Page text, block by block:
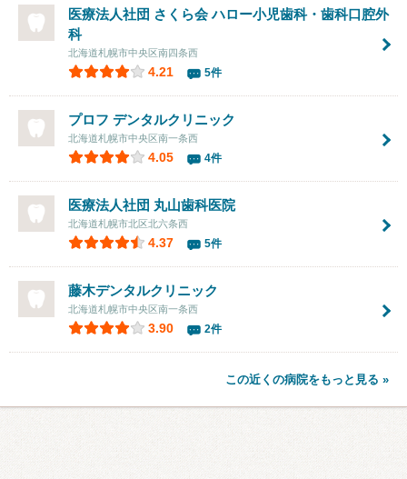
医療法人社団 さくら会ハロー小児歯科・歯科口腔外
科
北海道札幌市中央区南四条西
4.21 5件
プロフ デンタルクリニック
北海道札幌市中央区南一条西
4.05 4件
医療法人社団 丸山歯科医院
北海道札幌市北区北六条西
4.37 5件
藤木デンタルクリニック
北海道札幌市中央区南一条西
3.90 2件
この近くの病院をもっと見る »